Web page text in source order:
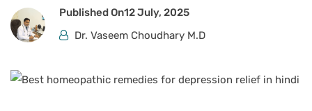
Published On12 July, 2025
Dr. Vaseem Choudhary M.D